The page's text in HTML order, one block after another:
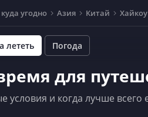
угодно Азия Китай Хайкоу
лететь Погода
для
условия и когда лучше всего